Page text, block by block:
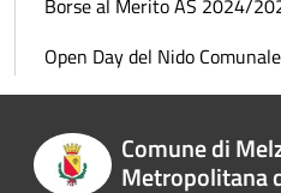
Open Day del Nido
Comune di
Metropolitana